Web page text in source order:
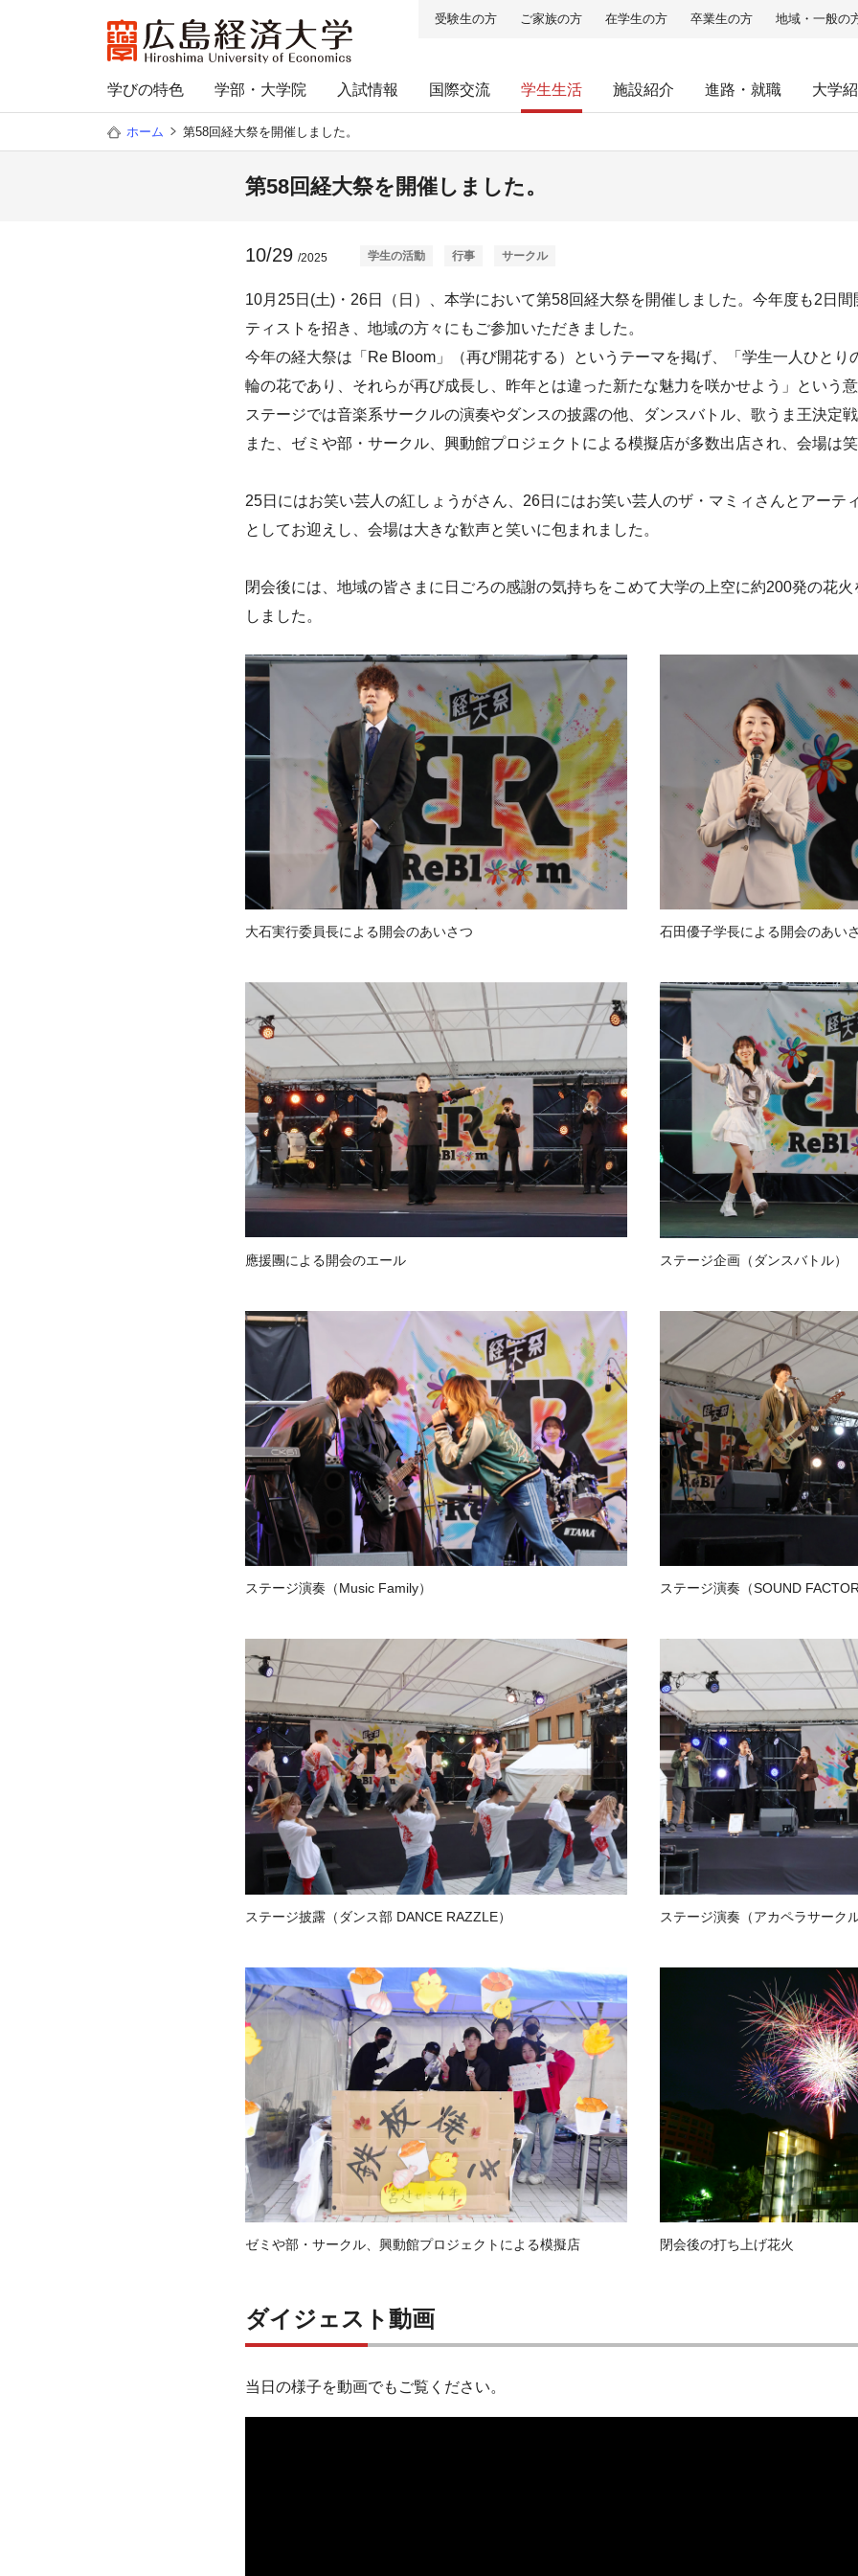
受験生の方 ご家族の方 在学生の方 卒業生の方 地域・一般の
学びの特色 学部・大学院 入試情報 国際交流 学生生活 施設紹介 進路・就職 大学
ホーム 第58回経大祭を開催しました。
第58回経大祭を開催しました。
10/29 /2025 学生の活動 行事 サークル
10月25日(土)・26日（日）、本学において第58回経大祭を開催しました。今年度も2日
ティストを招き、地域の方々にもご参加いただきました。
今年の経大祭は「Re Bloom」（再び開花する）というテーマを掲げ、「学生一人ひとり
輪の花であり、それらが再び成長し、昨年とは違った新たな魅力を咲かせよう」という
ステージでは音楽系サークルの演奏やダンスの披露の他、ダンスバトル、歌うま王決定
また、ゼミや部・サークル、興動館プロジェクトによる模擬店が多数出店され、会場は
25日にはお笑い芸人の紅しょうがさん、26日にはお笑い芸人のザ・マミィさんとアーテ
としてお迎えし、会場は大きな歓声と笑いに包まれました。
閉会後には、地域の皆さまに日ごろの感謝の気持ちをこめて大学の上空に約200発の花
しました。
大石実行委員長による開会のあいさつ 石田優子学長による開会のあい
應援團による開会のエール ステージ企画（ダンスバトル）
ステージ演奏（Music Family） ステージ演奏（SOUND
ステージ披露（ダンス部 DANCE RAZZLE） ステージ演奏（アカペラサーク
ゼミや部・サークル、興動館プロジェクトによる模擬店 閉会後の打ち上げ花火
ダイジェスト動画
当日の様子を動画でもご覧ください。